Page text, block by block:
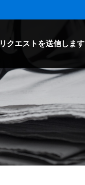
リクエストを送信します